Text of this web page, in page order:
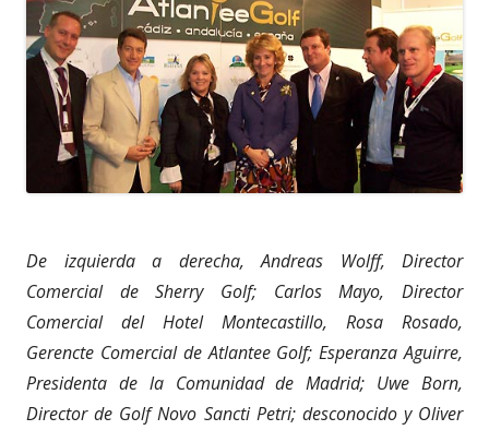
De izquierda a derecha, Andreas Wolff, Director
Comercial de Sherry Golf; Carlos Mayo, Director
Comercial del Hotel Montecastillo, Rosa Rosado,
Gerencte Comercial de Atlantee Golf; Esperanza Aguirre,
Presidenta de la Comunidad de Madrid; Uwe Born,
Director de Golf Novo Sancti Petri; desconocido y Oliver